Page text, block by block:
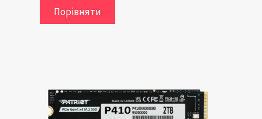
Порівняти